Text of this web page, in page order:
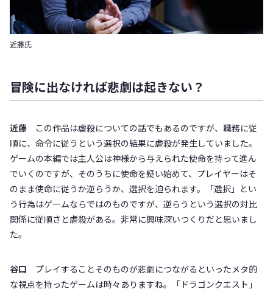
近藤氏
冒険に出なければ悲劇は起きない？
近藤 この作品は虐殺についての話でもあるのですが、職務に従
順に、命令に従うという選択の結果に虐殺が発生していました。
ゲームの本編では主人公は神様から与えられた使命を持って進ん
でいくのですが、そのうちに使命を疑い始めて、プレイヤーはそ
のまま使命に従うか逆らうか、選択を迫られます。「選択」とい
う行為はゲームならではのものですが、逆らうという選択の対比
関係に従順さと虐殺がある。非常に興味深いつくりだと思いまし
た。
谷口 プレイすることそのものが悲劇につながるといったメタ的
な視点を持ったゲームは時々ありますね。「ドラゴンクエスト」